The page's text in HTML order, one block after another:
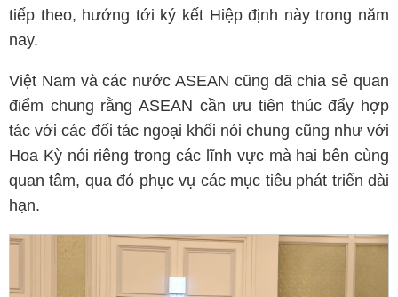
tiếp theo, hướng tới ký kết Hiệp định này trong năm
nay.
Việt Nam và các nước ASEAN cũng đã chia sẻ quan
điểm chung rằng ASEAN cần ưu tiên thúc đẩy hợp
tác với các đối tác ngoại khối nói chung cũng như với
Hoa Kỳ nói riêng trong các lĩnh vực mà hai bên cùng
quan tâm, qua đó phục vụ các mục tiêu phát triển dài
hạn.